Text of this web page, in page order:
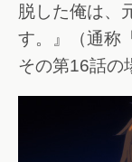
脱した俺は、
す。』（通称
その第16話の